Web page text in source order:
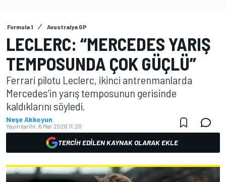
Formula 1 Avustralya GP
LECLERC: “MERCEDES YARIŞ
TEMPOSUNDA ÇOK GÜÇLÜ”
Ferrari pilotu Leclerc, ikinci antrenmanlarda
Mercedes’in yarış temposunun gerisinde
kaldıklarını söyledi.
Neşe Akkoyun
Yayın tarihi: 6 Mar 2026 11:20
TERCIH EDILEN KAYNAK OLARAK EKLE